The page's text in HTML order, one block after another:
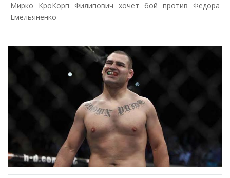
Мирко КроКорп Филипович хочет бой против Федора
Емельяненко